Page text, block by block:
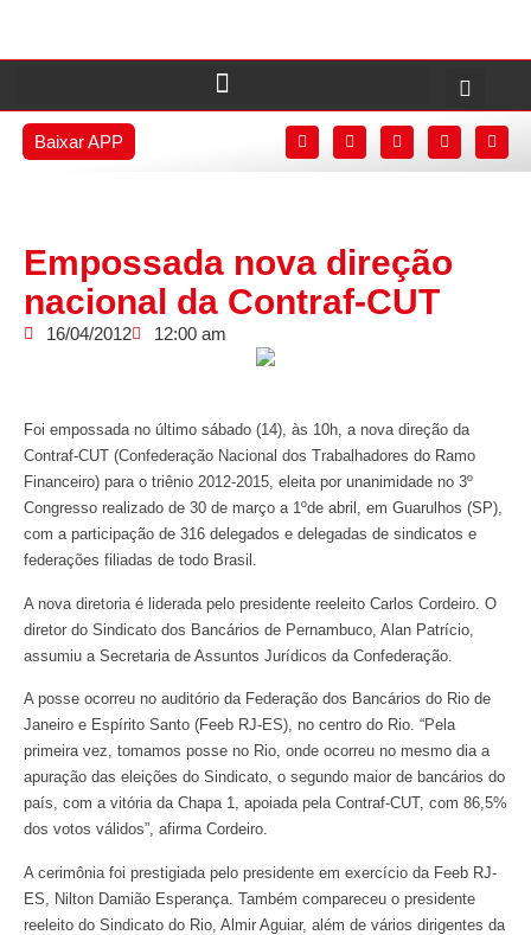
Baixar APP
Empossada nova direção
nacional da Contraf-CUT
16/04/2012 12:00 am
Foi empossada no último sábado (14), às 10h, a nova direção da
Contraf-CUT (Confederação Nacional dos Trabalhadores do Ramo
Financeiro) para o triênio 2012-2015, eleita por unanimidade no 3º
Congresso realizado de 30 de março a 1ºde abril, em Guarulhos (SP),
com a participação de 316 delegados e delegadas de sindicatos e
federações filiadas de todo Brasil.
A nova diretoria é liderada pelo presidente reeleito Carlos Cordeiro. O
diretor do Sindicato dos Bancários de Pernambuco, Alan Patrício,
assumiu a Secretaria de Assuntos Jurídicos da Confederação.
A posse ocorreu no auditório da Federação dos Bancários do Rio de
Janeiro e Espírito Santo (Feeb RJ-ES), no centro do Rio. “Pela
primeira vez, tomamos posse no Rio, onde ocorreu no mesmo dia a
apuração das eleições do Sindicato, o segundo maior de bancários do
país, com a vitória da Chapa 1, apoiada pela Contraf-CUT, com 86,5%
dos votos válidos”, afirma Cordeiro.
A cerimônia foi prestigiada pelo presidente em exercício da Feeb RJ-
ES, Nilton Damião Esperança. Também compareceu o presidente
reeleito do Sindicato do Rio, Almir Aguiar, além de vários dirigentes da